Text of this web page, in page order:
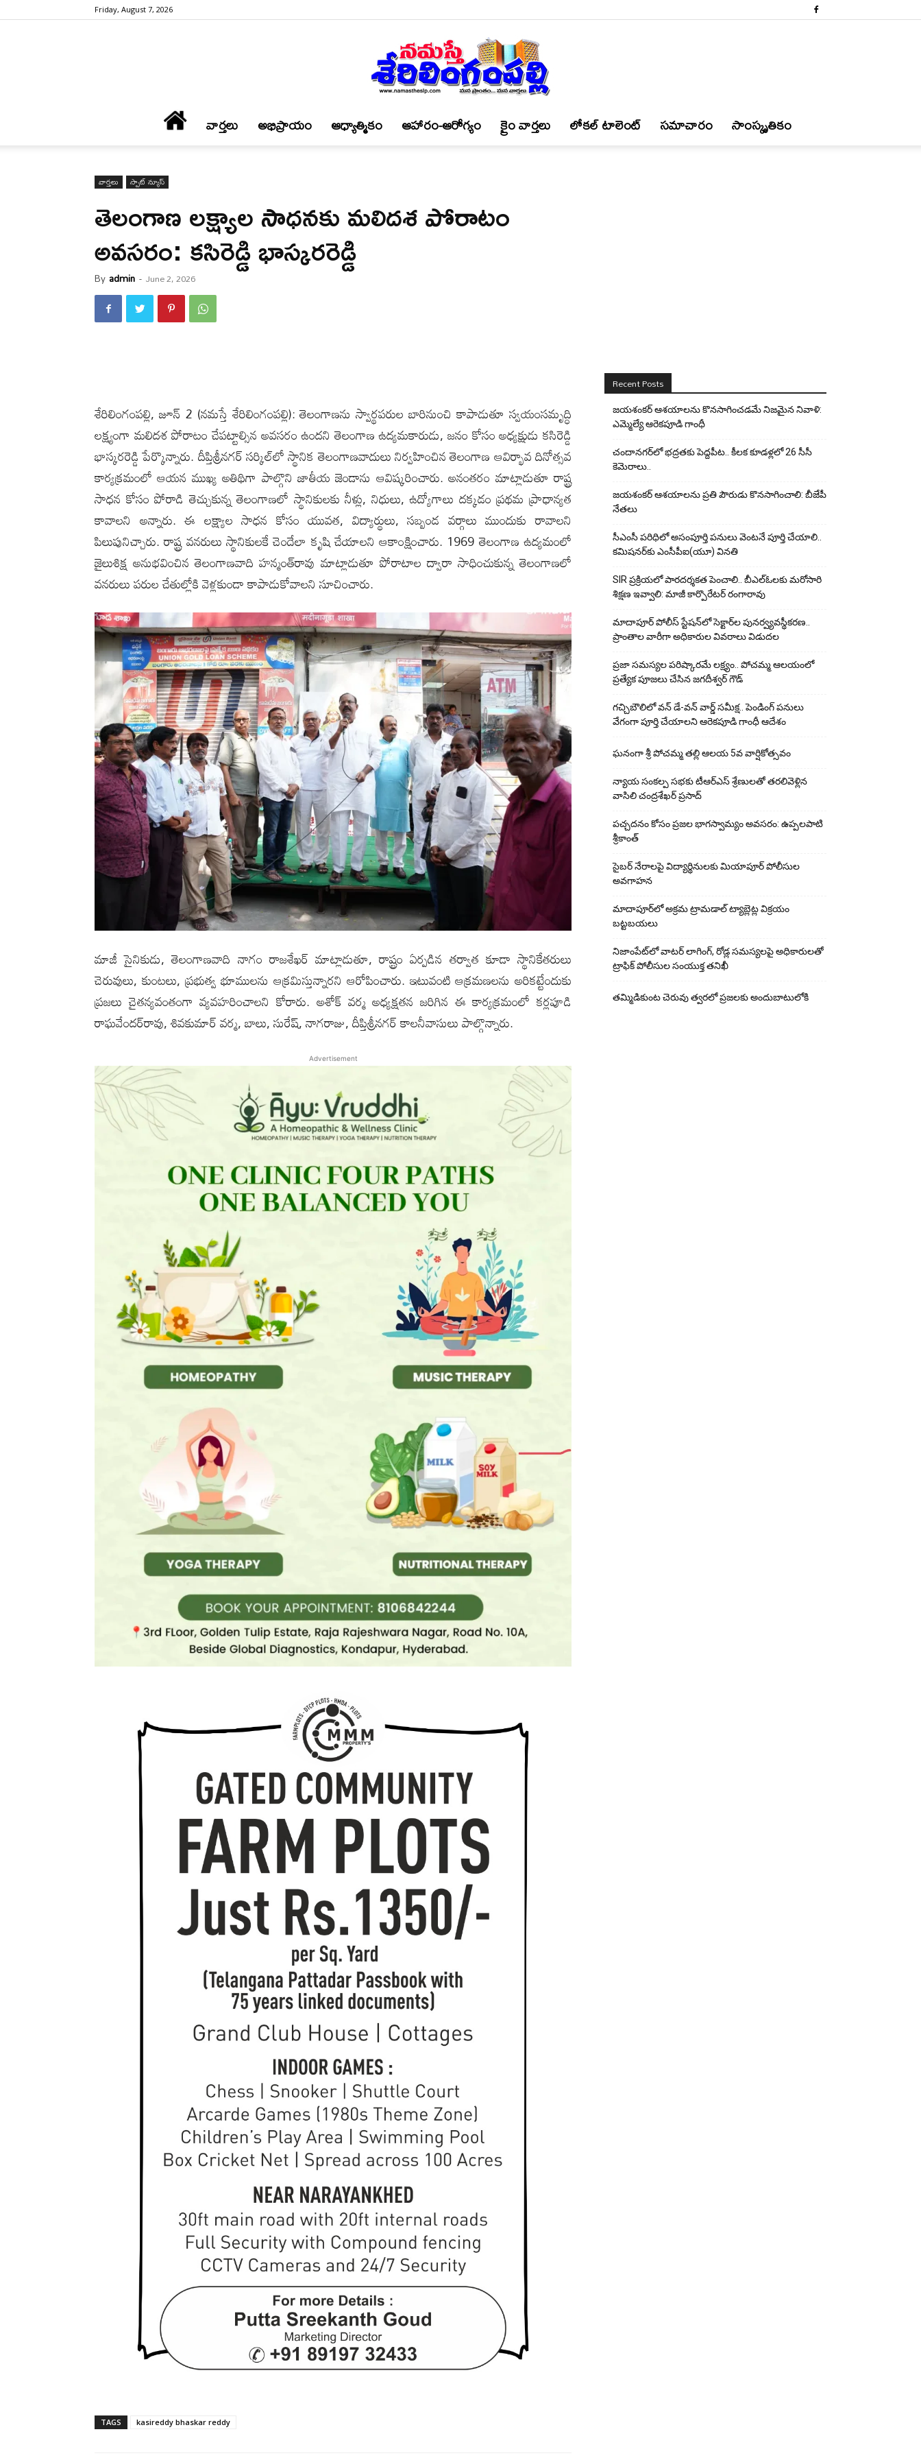
Friday, August 7, 2026
శేరిలింగంపల్లి
వార్త‌లు అభిప్రాయం ఆధ్యాత్మికం ఆహారం-ఆరోగ్యం క్రైం వార్త‌లు లోకల్ టాలెంట్ స‌మాచారం సాంస్కృతికం
వార్త‌లు స్పాట్ న్యూస్
తెలంగాణ లక్ష్యాల సాధనకు మలిదశ పోరాటం
అవసరం: కసిరెడ్డి భాస్కరరెడ్డి
By admin - June 2, 2026
శేరిలింగంపల్లి, జూన్ 2 (న‌మ‌స్తే శేరిలింగంపల్లి): తెలంగాణను స్వార్థపరుల బారినుంచి కాపాడుతూ స్వయంసమృద్ధి
లక్ష్యంగా మలిదశ పోరాటం చేపట్టాల్సిన అవసరం ఉందని తెలంగాణ ఉద్యమకారుడు, జనం కోసం అధ్యక్షుడు కసిరెడ్డి
భాస్కరరెడ్డి పేర్కొన్నారు. దీప్తిశ్రీనగర్ సర్కిల్‌లో స్థానిక తెలంగాణవాదులు నిర్వహించిన తెలంగాణ ఆవిర్భావ దినోత్సవ
కార్యక్రమంలో ఆయన ముఖ్య అతిథిగా పాల్గొని జాతీయ జెండాను ఆవిష్కరించారు. అనంతరం మాట్లాడుతూ రాష్ట్ర
సాధన కోసం పోరాడి తెచ్చుకున్న తెలంగాణలో స్థానికులకు నీళ్లు, నిధులు, ఉద్యోగాలు దక్కడం ప్రథమ ప్రాధాన్యత
కావాలని అన్నారు. ఈ లక్ష్యాల సాధన కోసం యువత, విద్యార్థులు, సబ్బండ వర్గాలు ముందుకు రావాలని
పిలుపునిచ్చారు. రాష్ట్ర వనరులు స్థానికులకే చెందేలా కృషి చేయాలని ఆకాంక్షించారు. 1969 తెలంగాణ ఉద్యమంలో
జైలుశిక్ష అనుభవించిన తెలంగాణవాది హన్మంత్‌రావు మాట్లాడుతూ పోరాటాల ద్వారా సాధించుకున్న తెలంగాణలో
వనరులు పరుల చేతుల్లోకి వెళ్లకుండా కాపాడుకోవాలని సూచించారు.
మాజీ సైనికుడు, తెలంగాణవాది నాగం రాజశేఖర్ మాట్లాడుతూ, రాష్ట్రం ఏర్పడిన తర్వాత కూడా స్థానికేతరులు
చెరువులు, కుంటలు, ప్రభుత్వ భూములను ఆక్రమిస్తున్నారని ఆరోపించారు. ఇటువంటి ఆక్రమణలను అరికట్టేందుకు
ప్రజలు చైతన్యవంతంగా వ్యవహరించాలని కోరారు. అశోక్ వర్మ అధ్యక్షతన జరిగిన ఈ కార్యక్రమంలో కర్లపూడి
రాఘవేందర్‌రావు, శివకుమార్ వర్మ, బాలు, సురేష్, నాగరాజు, దీప్తిశ్రీనగర్ కాలనీవాసులు పాల్గొన్నారు.
Advertisement
TAGS kasireddy bhaskar reddy
Recent Posts
జయశంకర్ ఆశయాలను కొనసాగించడమే నిజమైన నివాళి:
ఎమ్మెల్యే ఆరెక‌పూడి గాంధీ
చందానగర్‌లో భద్రతకు పెద్దపీట.. కీలక కూడళ్లలో 26 సీసీ
కెమెరాలు..
జయశంకర్ ఆశయాలను ప్రతి పౌరుడు కొనసాగించాలి: బీజేపీ
నేతలు
సీఎంసీ పరిధిలో అసంపూర్తి పనులు వెంటనే పూర్తి చేయాలి..
కమిషనర్‌కు ఎంసీపీఐ(యూ) వినతి
SIR ప్రక్రియలో పారదర్శకత పెంచాలి.. బీఎల్ఓలకు మరోసారి
శిక్షణ ఇవ్వాలి: మాజీ కార్పొరేటర్ రంగారావు
మాదాపూర్ పోలీస్‌ స్టేషన్‌లో సెక్టార్‌ల పునర్వ్యవస్థీకరణ..
ప్రాంతాల వారీగా అధికారుల వివరాలు విడుదల
ప్రజా సమస్యల పరిష్కారమే లక్ష్యం.. పోచమ్మ ఆలయంలో
ప్రత్యేక పూజలు చేసిన జగదీశ్వర్ గౌడ్
గచ్చిబౌలిలో వన్ డే-వన్ వార్డ్ సమీక్ష.. పెండింగ్ పనులు
వేగంగా పూర్తి చేయాలని ఆరెకపూడి గాంధీ ఆదేశం
ఘ‌నంగా శ్రీ పోచమ్మ త‌ల్లి ఆలయ 5వ వార్షికోత్సవం
న్యాయ సంక‌ల్ప స‌భ‌కు టీఆర్ఎస్ శ్రేణుల‌తో త‌ర‌లివెళ్లిన
వాసిలి చంద్ర‌శేఖ‌ర్ ప్ర‌సాద్
పచ్చదనం కోసం ప్రజల భాగస్వామ్యం అవసరం: ఉప్పలపాటి
శ్రీకాంత్
సైబర్ నేరాలపై విద్యార్థినులకు మియాపూర్ పోలీసుల
అవగాహన
మాదాపూర్‌లో అక్రమ ట్రామడాల్ ట్యాబ్లెట్ల విక్రయం
బట్టబయలు
నిజాంపేట్‌లో వాటర్ లాగింగ్, రోడ్ల సమస్యలపై అధికారులతో
ట్రాఫిక్ పోలీసుల సంయుక్త తనిఖీ
తమ్మిడికుంట చెరువు త్వరలో ప్రజలకు అందుబాటులోకి